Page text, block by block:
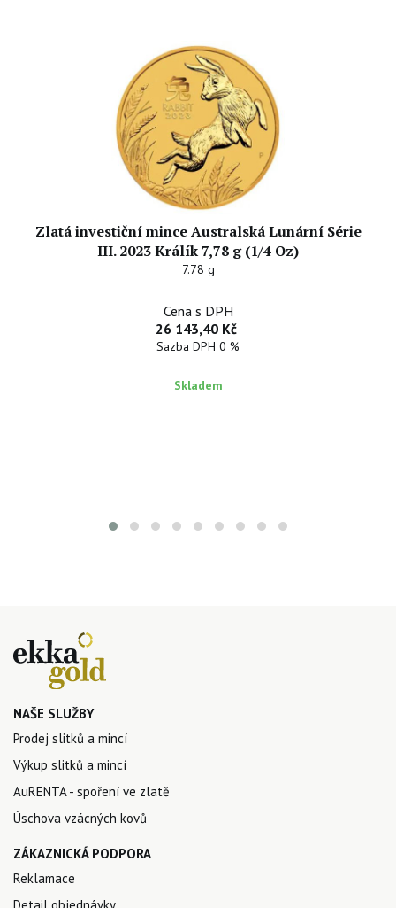
Zlatá investiční mince Australská Lunární Série
III. 2023 Králík 7,78 g (1/4 Oz)
7.78 g
Cena s DPH
26 143,40 Kč
Sazba DPH 0 %
Skladem
NAŠE SLUŽBY
Prodej slitků a mincí
Výkup slitků a mincí
AuRENTA - spoření ve zlatě
Úschova vzácných kovů
ZÁKAZNICKÁ PODPORA
Reklamace
Detail objednávky